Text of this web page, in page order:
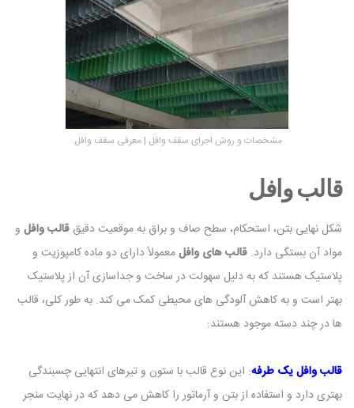
مشخصات و روش اجرای سقف وافل | معرفی سقف وافل
قالب وافل
شکل نهایی بتن، استحکام، سطح صاف و براق به موقعیت دقیق قالب وافل و
مواد آن بستگی دارد. قالب های وافلمعمولاً دارای دو ماده کامپوزیت و
پلاستیک هستند که به دلیل سهولت در ساخت و جداسازی آن از پلاستیک
بهتر است و به کاهش آلودگی های محیطی کمک می کند. به طور کلی، قالب
ها در چند دسته موجود هستند:
قالب وافل یک طرفه: این نوع قالب با ستون و تیرهای انتهایی چسبندگی
بهتری دارد و استفاده از بتن و آرماتور را کاهش می دهد که در نهایت منجر